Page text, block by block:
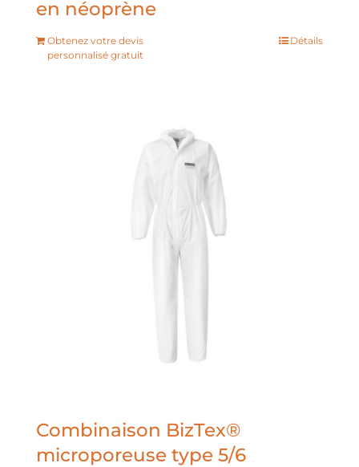
en néoprène
Obtenez votre devis
personnalisé gratuit
Détails
Combinaison BizTex®
microporeuse type 5/6